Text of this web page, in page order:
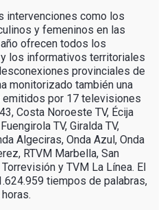
intervenciones como los
y femeninos en las
ofrecen todos los
los informativos territoriales
provinciales de
monitorizado también una
por 17 televisiones
Costa Noroeste TV, Écija
TV, Giralda TV,
Algeciras, Onda Azul, Onda
RTVM Marbella, San
y TVM La Línea. El
tiempos de palabras,